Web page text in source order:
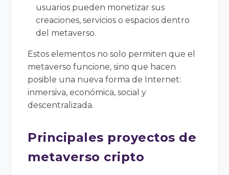
usuarios pueden monetizar sus
creaciones, servicios o espacios dentro
del metaverso.
Estos elementos no solo permiten que el
metaverso funcione, sino que hacen
posible una nueva forma de Internet:
inmersiva, económica, social y
descentralizada.
Principales proyectos de
metaverso cripto